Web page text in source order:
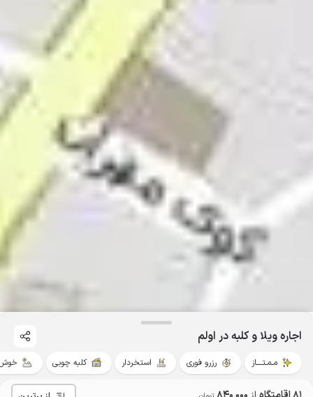
اجاره ویلا و کلبه در اولم
مـمـتــــاز رزرو فوری استخردار کلبه چوبی خوش